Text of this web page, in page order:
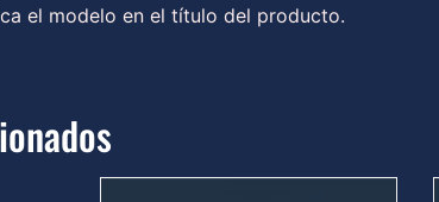
el modelo en el título del producto.